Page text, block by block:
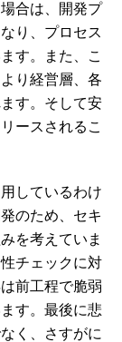
合は、開発プ
り、プロセス
す。また、こ
り経営層、各
す。そして安
ースされるこ
しているわけ
のため、セキ
を考えていま
チェックに対
前工程で脆弱
す。最後に悲
く、さすがに